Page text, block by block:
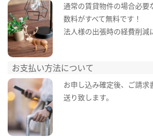
通常の賃貸物件の場合必要
数料がすべて無料です！
法人様の出張時の経費削減
お支払い方法について
お申し込み確定後、ご請求
送り致します。